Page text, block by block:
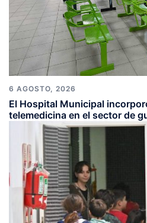
6 AGOSTO, 2026
El Hospital Municipal
telemedicina en el sector de